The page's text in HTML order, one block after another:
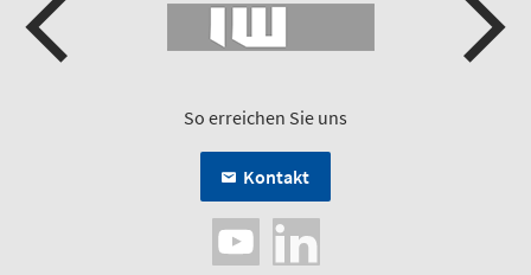
So erreichen Sie uns
Kontakt